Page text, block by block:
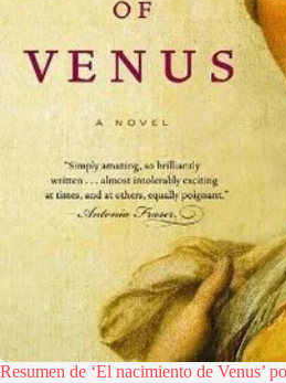
Resumen de ‘El nacimiento de Venus’